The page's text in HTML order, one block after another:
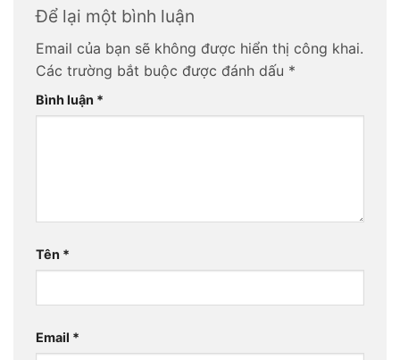
Để lại một bình luận
Email của bạn sẽ không được hiển thị công khai.
Các trường bắt buộc được đánh dấu *
Bình luận *
Tên *
Email *